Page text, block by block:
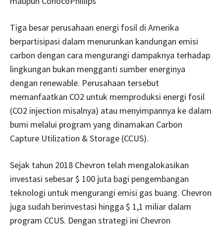
Tiga besar perusahaan energi fosil di Amerika
berpartisipasi dalam menurunkan kandungan emisi
carbon dengan cara mengurangi dampaknya terhadap
lingkungan bukan mengganti sumber energinya
dengan renewable. Perusahaan tersebut
memanfaatkan CO2 untuk memproduksi energi fosil
(CO2 injection misalnya) atau menyimpannya ke dalam
bumi melalui program yang dinamakan Carbon
Capture Utilization & Storage (CCUS).
Sejak tahun 2018 Chevron telah mengalokasikan
investasi sebesar $ 100 juta bagi pengembangan
teknologi untuk mengurangi emisi gas buang. Chevron
juga sudah berinvestasi hingga $ 1,1 miliar dalam
program CCUS. Dengan strategi ini Chevron